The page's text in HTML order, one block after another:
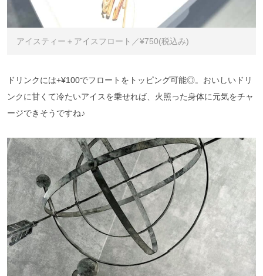
アイスティー＋アイスフロート／¥750(税込み)
ドリンクには+¥100でフロートをトッピング可能◎。おいしいドリ
ンクに甘くて冷たいアイスを乗せれば、火照った身体に元気をチャ
ージできそうですね♪